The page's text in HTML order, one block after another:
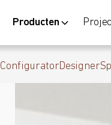
Producten
ConfiguratorDesigner